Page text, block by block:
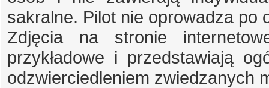
sakralne. Pilot nie oprowadza po
Zdjęcia na stronie
przykładowe i przedstawiają
odzwierciedleniem zwiedzanych